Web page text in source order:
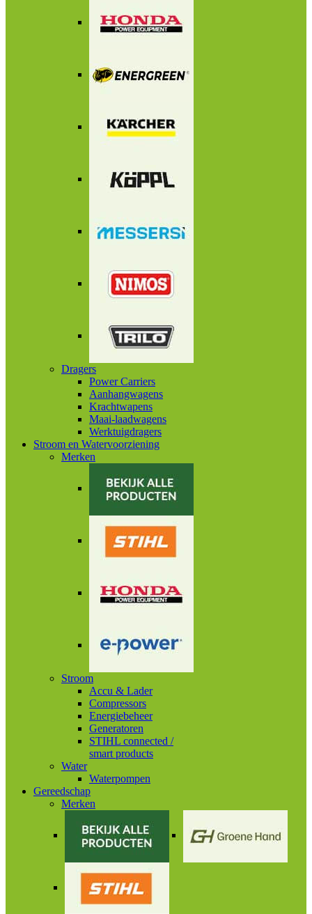
Dragers
Power Carriers
Aanhangwagens
Krachtwapens
Maai-laadwagens
Werktuigdragers
Stroom en Watervoorziening
Merken
Stroom
Accu & Lader
Compressors
Energiebeheer
Generatoren
STIHL connected /
smart products
Water
Waterpompen
Gereedschap
Merken